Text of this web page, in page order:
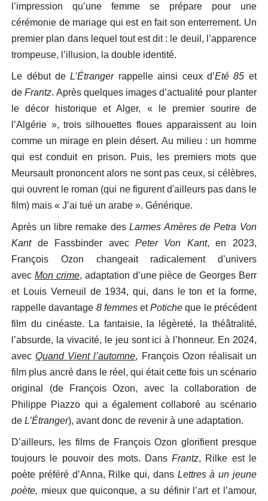
l’impression qu’une femme se prépare pour une
cérémonie de mariage qui est en fait son enterrement. Un
premier plan dans lequel tout est dit : le deuil, l’apparence
trompeuse, l’illusion, la double identité.
Le début deL’Étrangerrappelle ainsi ceux d’Eté 85 et
deFrantz. Après quelques images d’actualité pour planter
le décor historique et Alger, « le premier sourire de
l’Algérie », trois silhouettes floues apparaissent au loin
comme un mirage en plein désert. Au milieu : un homme
qui est conduit en prison. Puis, les premiers mots que
Meursault prononcent alors ne sont pas ceux, si célèbres,
qui ouvrent le roman (qui ne figurent d'ailleurs pas dans le
film) mais « J’ai tué un arabe ». Générique.
Après un libre remake desLarmes Amères de Petra Von
Kant de Fassbinder avecPeter Von Kant, en 2023,
François Ozon changeait radicalement d’univers
avecMon crime, adaptation d’une pièce de Georges Berr
et Louis Verneuil de 1934, qui, dans le ton et la forme,
rappelle davantage 8 femmesetPotiche que le précédent
film du cinéaste. La fantaisie, la légèreté, la théâtralité,
l’absurde, la vivacité, le jeu sont ici à l’honneur. En 2024,
avecQuand Vient l’automne, François Ozon réalisait un
film plus ancré dans le réel, qui était cette fois un scénario
original (de François Ozon, avec la collaboration de
Philippe Piazzo qui a également collaboré au scénario
deL’Étranger), avant donc de revenir à une adaptation.
D’ailleurs, les films de François Ozon glorifient presque
toujours le pouvoir des mots. DansFrantz, Rilke est le
poète préféré d’Anna, Rilke qui, dans Lettres à un jeune
poète, mieux que quiconque, a su définir l’art et l’amour,